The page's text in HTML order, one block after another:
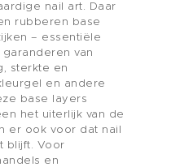
nail art. Daar
rubberen base
– essentiële
van
sterkte en
en andere
base layers
het uiterlijk van de
er ook voor dat nail
blijft. Voor
en